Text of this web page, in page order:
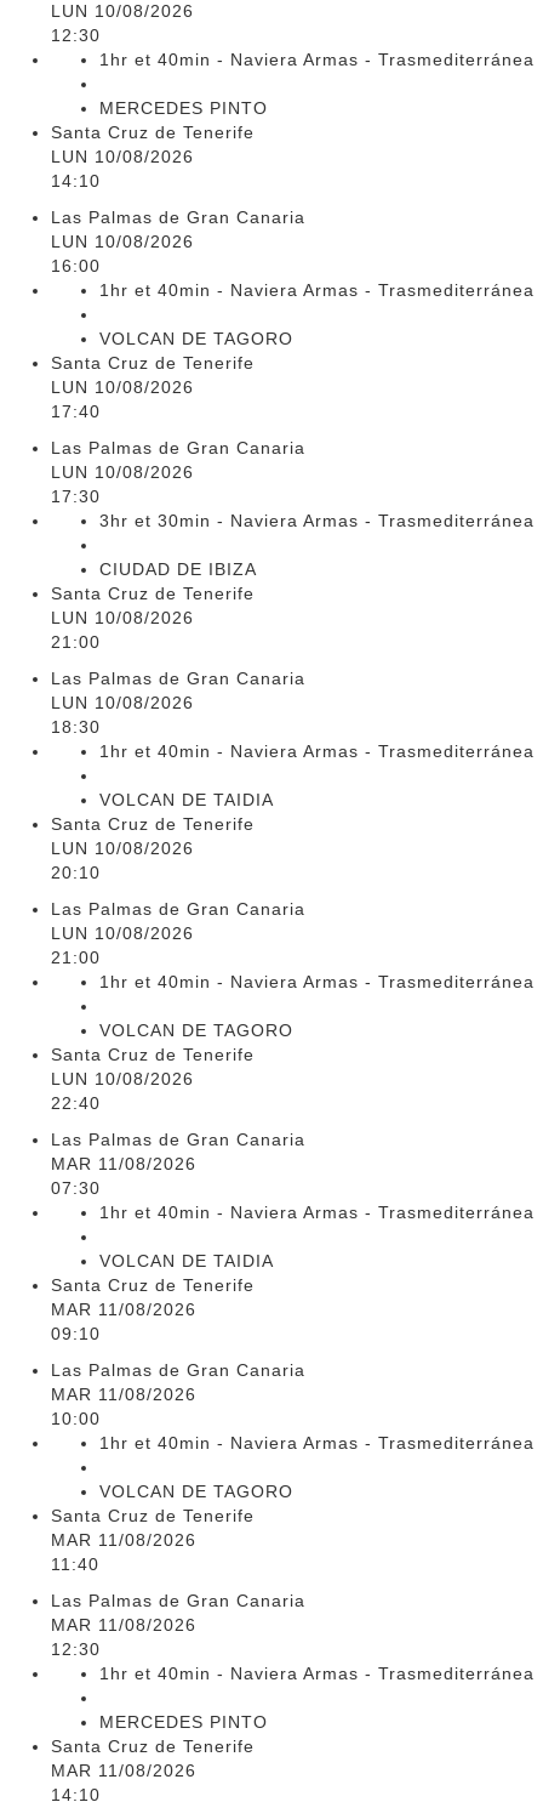
LUN 10/08/2026
12:30
1hr et 40min - Naviera Armas - Trasmediterránea
MERCEDES PINTO
Santa Cruz de Tenerife
LUN 10/08/2026
14:10
Las Palmas de Gran Canaria
LUN 10/08/2026
16:00
1hr et 40min - Naviera Armas - Trasmediterránea
VOLCAN DE TAGORO
Santa Cruz de Tenerife
LUN 10/08/2026
17:40
Las Palmas de Gran Canaria
LUN 10/08/2026
17:30
3hr et 30min - Naviera Armas - Trasmediterránea
CIUDAD DE IBIZA
Santa Cruz de Tenerife
LUN 10/08/2026
21:00
Las Palmas de Gran Canaria
LUN 10/08/2026
18:30
1hr et 40min - Naviera Armas - Trasmediterránea
VOLCAN DE TAIDIA
Santa Cruz de Tenerife
LUN 10/08/2026
20:10
Las Palmas de Gran Canaria
LUN 10/08/2026
21:00
1hr et 40min - Naviera Armas - Trasmediterránea
VOLCAN DE TAGORO
Santa Cruz de Tenerife
LUN 10/08/2026
22:40
Las Palmas de Gran Canaria
MAR 11/08/2026
07:30
1hr et 40min - Naviera Armas - Trasmediterránea
VOLCAN DE TAIDIA
Santa Cruz de Tenerife
MAR 11/08/2026
09:10
Las Palmas de Gran Canaria
MAR 11/08/2026
10:00
1hr et 40min - Naviera Armas - Trasmediterránea
VOLCAN DE TAGORO
Santa Cruz de Tenerife
MAR 11/08/2026
11:40
Las Palmas de Gran Canaria
MAR 11/08/2026
12:30
1hr et 40min - Naviera Armas - Trasmediterránea
MERCEDES PINTO
Santa Cruz de Tenerife
MAR 11/08/2026
14:10